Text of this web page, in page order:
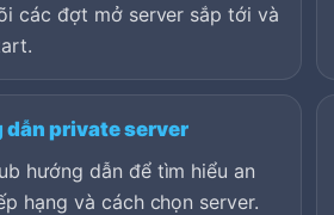
các đợt mở server sắp tới và
dẫn private server
hướng dẫn để tìm hiểu an
hạng và cách chọn server.